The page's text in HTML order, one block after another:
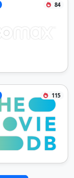
84
115